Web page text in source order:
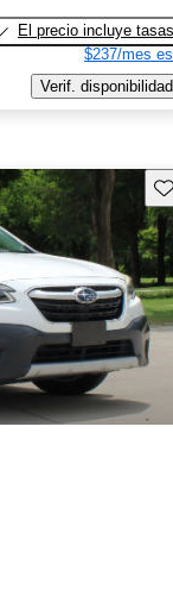
El precio incluye tasas
$237/mes
Verif. disponibilidad